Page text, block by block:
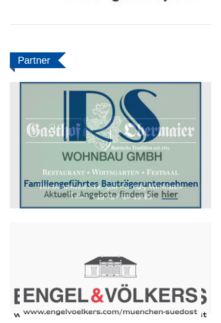
Partner